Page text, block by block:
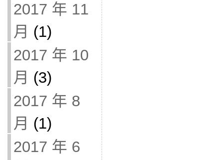
2017 年 11
月 (1)
2017 年 10
月 (3)
2017 年 8
月 (1)
2017 年 6